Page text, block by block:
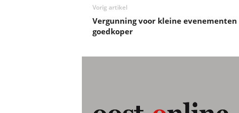
Vorig artikel
Vergunning voor kleine evenementen
goedkoper